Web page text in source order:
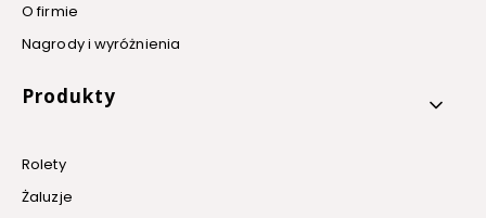
O firmie
Nagrody i wyróżnienia
Produkty
Rolety
Żaluzje